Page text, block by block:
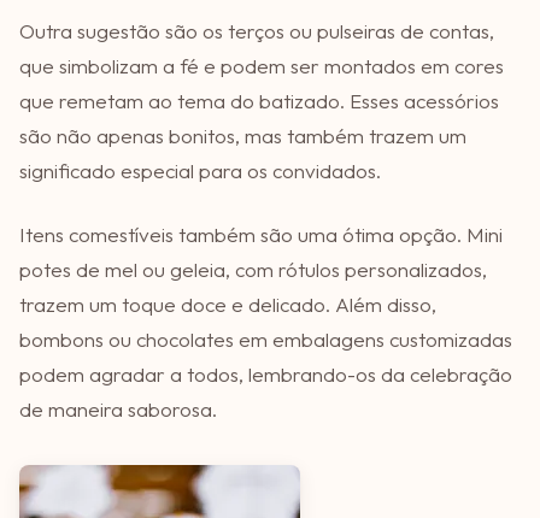
Outra sugestão são os terços ou pulseiras de contas,
que simbolizam a fé e podem ser montados em cores
que remetam ao tema do batizado. Esses acessórios
são não apenas bonitos, mas também trazem um
significado especial para os convidados.
Itens comestíveis também são uma ótima opção. Mini
potes de mel ou geleia, com rótulos personalizados,
trazem um toque doce e delicado. Além disso,
bombons ou chocolates em embalagens customizadas
podem agradar a todos, lembrando-os da celebração
de maneira saborosa.